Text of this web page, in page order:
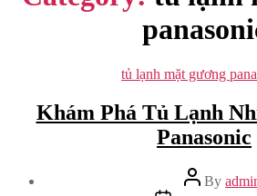
tủ lạnh mặt gương
Khám Phá Tủ Lạnh
Panasonic
Post
author
By